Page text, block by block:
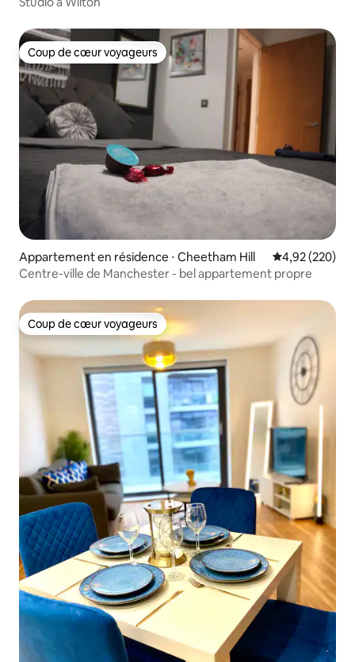
Coup de cœur voyageurs
Coup de cœur voyageurs
Appartement en résidence ⋅ Cheetham Hill Évaluation
4,92 (220)
Centre-ville de Manchester - bel appartement propre
Coup de cœur voyageurs
Coup de cœur voyageurs